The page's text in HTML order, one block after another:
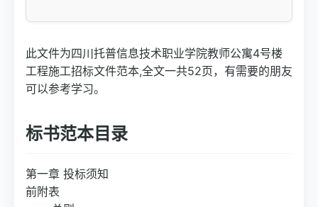
此文件为四川托普信息技术职业学院教师公寓4号楼
工程施工招标文件范本,全文一共52页，有需要的朋友
可以参考学习。
标书范本目录
第一章 投标须知
前附表